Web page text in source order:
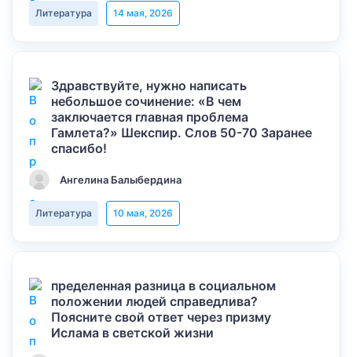
Литература 14 мая, 2026
Здравствуйте, нужно написать
небольшое сочинение: «В чем
заключается главная проблема
Гамлета?» Шекспир. Слов 50-70 Заранее
спасибо!
Ангелина Балыбердина
Литература 10 мая, 2026
пределенная разница в социальном
положении людей справедлива?
Поясните свой ответ через призму
Ислама в светской жизни